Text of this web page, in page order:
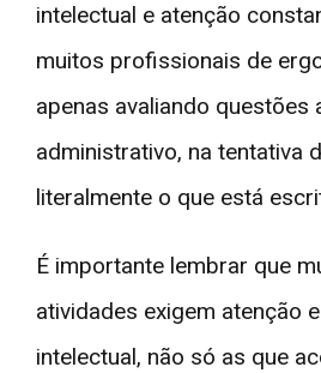
intelectual e atenção
muitos profissionais de
apenas avaliando questões
administrativo, na tentativa
literalmente o que está
É importante lembrar que
atividades exigem atenção
intelectual, não só as que